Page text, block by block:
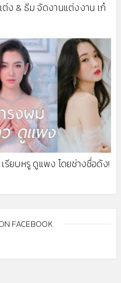
ง & ธีม จัดงานแต่งงาน เก๋
รียบหรู ดูแพง โดยช่างชื่อดัง!
FACEBOOK